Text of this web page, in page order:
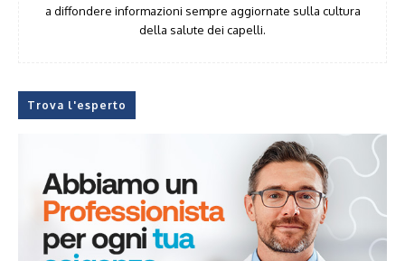
a diffondere informazioni sempre aggiornate sulla cultura
della salute dei capelli.
Trova l'esperto